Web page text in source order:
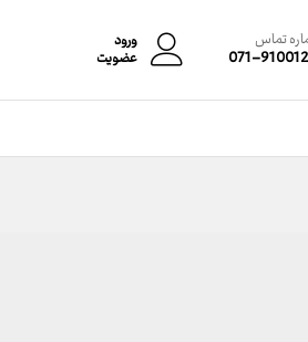
تماس
071-
ورود
عضویت
قیمت:
2,600,000 تومان